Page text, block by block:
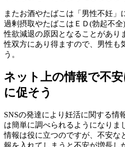
またお酒やたばこは「男性不妊」
過剰摂取やたばこはＥＤ(勃起不全
性欲減退の原因となることがあり
性双方にあり得ますので、男性も
う。
ネット上の情報で不
に促そう
SNSの発達により妊活に関する情
は簡単に調べられるようになりま
情報は役に立つのですが、不安な